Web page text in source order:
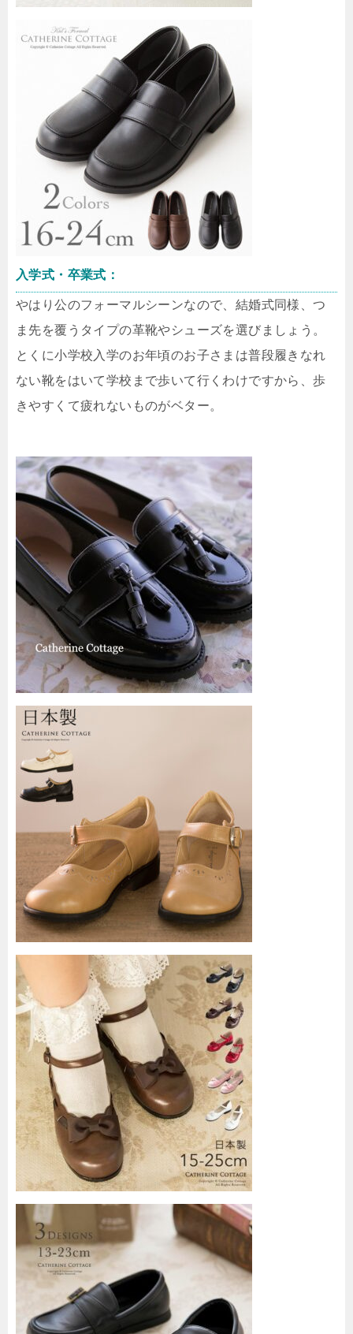
入学式・卒業式：
やはり公のフォーマルシーンなので、結婚式同様、つ
ま先を覆うタイプの革靴やシューズを選びましょう。
とくに小学校入学のお年頃のお子さまは普段履きなれ
ない靴をはいて学校まで歩いて行くわけですから、歩
きやすくて疲れないものがベター。